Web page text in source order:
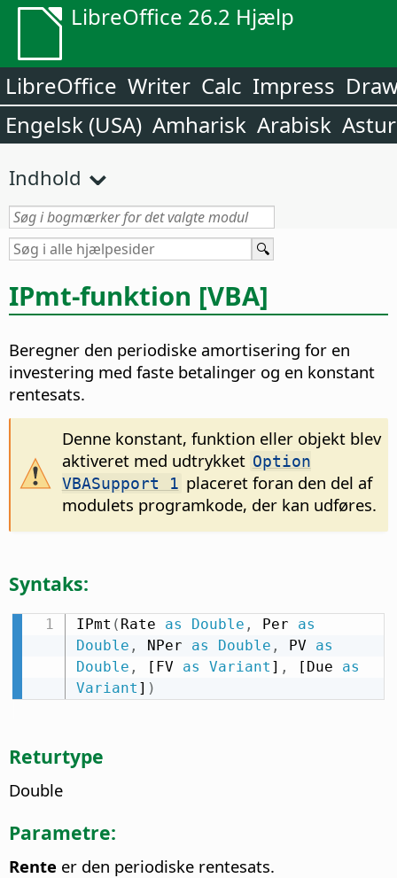
LibreOffice 26.2 Hjælp
LibreOffice Writer Calc Impress
Engelsk (USA) Amharisk Arabisk
Indhold
IPmt-funktion [VBA]
Beregner den periodiske amortisering for en
investering med faste betalinger og en konstant
rentesats.
Denne konstant, funktion eller objekt blev
aktiveret med udtrykket Option
VBASupport 1 placeret foran den del af
modulets programkode, der kan udføres.
Syntaks:
IPmt ( Rate as Double , Per as
Double , NPer as Double , PV as
Double , [FV as Variant ] , [Due as
Variant ] )
Returtype
Double
Parametre:
Rente er den periodiske rentesats.